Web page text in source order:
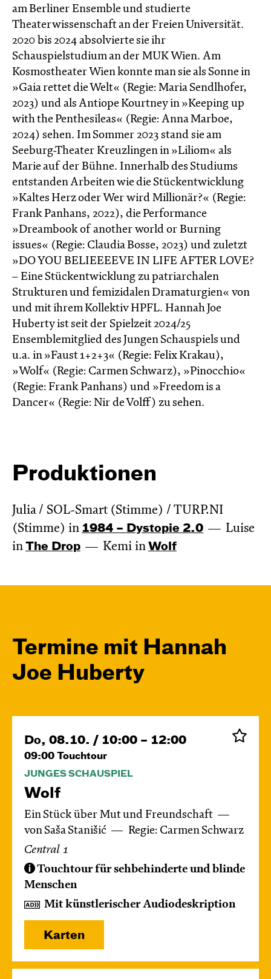
am Berliner Ensemble und studierte
Theaterwissenschaft an der Freien Universität.
2020 bis 2024 absolvierte sie ihr
Schauspielstudium an der MUK Wien. Am
Kosmostheater Wien konnte man sie als Sonne in
»Gaia rettet die Welt« (Regie: Maria Sendlhofer,
2023) und als Antiope Kourtney in »Keeping up
with the Penthesileas« (Regie: Anna Marboe,
2024) sehen. Im Sommer 2023 stand sie am
Seeburg-Theater Kreuzlingen in »Liliom« als
Marie auf der Bühne. Innerhalb des Studiums
entstanden Arbeiten wie die Stückentwicklung
»Kaltes Herz oder Wer wird Millionär?« (Regie:
Frank Panhans, 2022), die Performance
»Dreambook of another world or Burning
issues« (Regie: Claudia Bosse, 2023) und zuletzt
»DO YOU BELIEEEEVE IN LIFE AFTER LOVE?
– Eine Stückentwicklung zu patriarchalen
Strukturen und femizidalen Dramaturgien« von
und mit ihrem Kollektiv HPFL. Hannah Joe
Huberty ist seit der Spielzeit 2024/25
Ensemblemitglied des Jungen Schauspiels und
u.a. in »Faust 1+2+3« (Regie: Felix Krakau),
»Wolf« (Regie: Carmen Schwarz), »Pinocchio«
(Regie: Frank Panhans) und »Freedom is a
Dancer« (Regie: Nir de Volff) zu sehen.
Produktionen
Julia / SOL-Smart (Stimme) / TURP.NI
(Stimme) in 1984 – Dystopie 2.0
Luise
in The Drop Kemi in Wolf
Termine mit Hannah
Joe Huberty
Do, 08.10. / 10:00 – 12:00
09:00 Touchtour
JUNGES SCHAUSPIEL
Wolf
Ein Stück über Mut und Freundschaft
von Saša Stanišić
Regie: Carmen Schwarz
Central 1
Touchtour für sehbehinderte und blinde
Menschen
Mit künstlerischer Audiodeskription
Karten